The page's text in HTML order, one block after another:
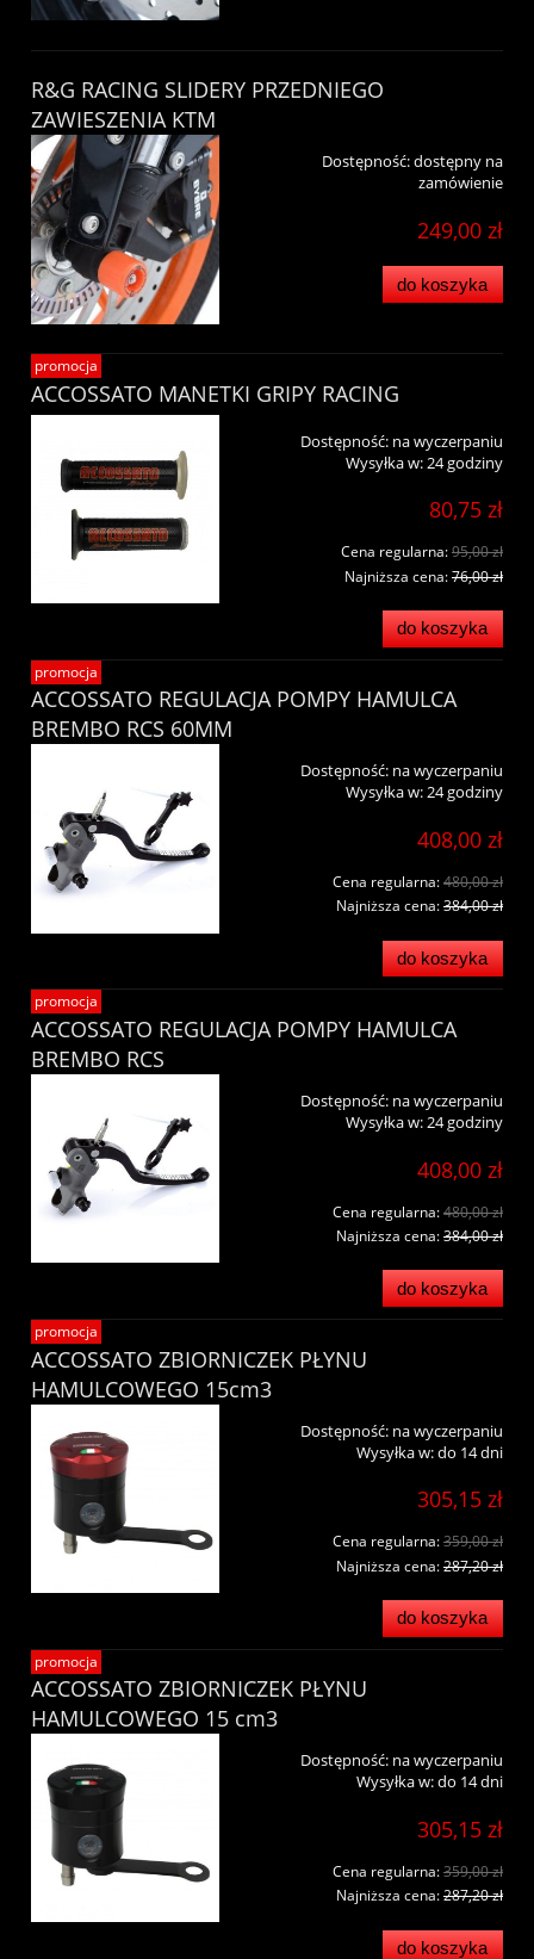
R&G RACING SLIDERY PRZEDNIEGO
ZAWIESZENIA KTM
Dostępność:dostępny na
zamówienie
249,00 zł
do koszyka
ACCOSSATO MANETKI GRIPY RACING
Dostępność: na wyczerpaniu
Wysyłka w:24 godziny
80,75 zł
Cena regularna:95,00 zł
Najniższa cena:76,00 zł
do koszyka
promocja
ACCOSSATO REGULACJA POMPY HAMULCA
BREMBO RCS 60MM
Dostępność: na wyczerpaniu
Wysyłka w:24 godziny
408,00 zł
Cena regularna:480,00 zł
Najniższa cena:384,00 zł
do koszyka
promocja
ACCOSSATO REGULACJA POMPY HAMULCA
BREMBO RCS
Dostępność: na wyczerpaniu
Wysyłka w:24 godziny
408,00 zł
Cena regularna:480,00 zł
Najniższa cena:384,00 zł
do koszyka
promocja
ACCOSSATO ZBIORNICZEK PŁYNU
HAMULCOWEGO 15cm3
Dostępność: na wyczerpaniu
Wysyłka w:do 14 dni
305,15 zł
Cena regularna:359,00 zł
Najniższa cena:287,20 zł
do koszyka
promocja
ACCOSSATO ZBIORNICZEK PŁYNU
HAMULCOWEGO 15 cm3
Dostępność: na wyczerpaniu
Wysyłka w:do 14 dni
305,15 zł
Cena regularna:359,00 zł
Najniższa cena:287,20 zł
do koszyka
promocja